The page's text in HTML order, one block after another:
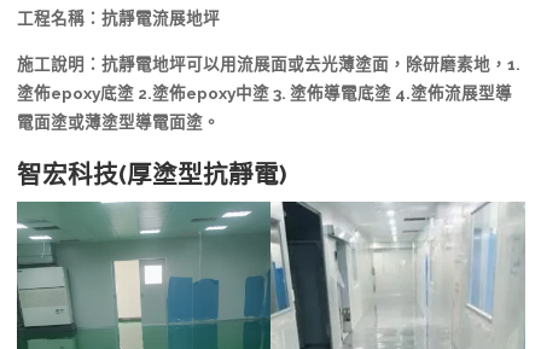
工程名稱：抗靜電流展地坪
施工說明：抗靜電地坪可以用流展面或去光薄塗面，除研磨素地，1.
塗佈epoxy底塗 2.塗佈epoxy中塗 3. 塗佈導電底塗 4.塗佈流展型導
電面塗或薄塗型導電面塗。
智宏科技(厚塗型抗靜電)